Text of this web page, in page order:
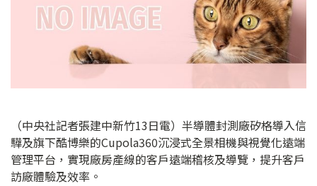
（中央社記者張建中新竹13日電）半導體封測廠矽格導入信
驊及旗下酷博樂的Cupola360沉浸式全景相機與視覺化遠端
管理平台，實現廠房產線的客戶遠端稽核及導覽，提升客戶
訪廠體驗及效率。